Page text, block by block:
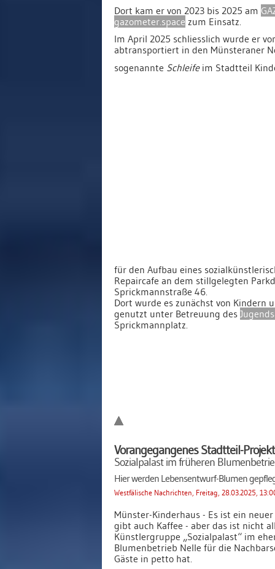
Dort kam er von 2023 bis 2025 am
gazometer.space zum Einsatz.
Im April 2025 schliesslich wurde er
abtransportiert in den Münsteraner
sogenannte Schleifeim Stadtteil
für den Aufbau eines
Repaircafe an dem stillgelegten
Sprickmannstraße 46.
Dort wurde es zunächst von Kindern
genutzt unter Betreuung des
Sprickmannplatz.
Vorangegangenes Stadtteil-
Sozialpalast im früheren
Hier werden Lebensentwurf-Blumen
Westfälische Nachrichten, Freitag, 28.03.2025,
Münster-Kinderhaus - Es ist ein
gibt auch Kaffee - aber das ist nicht
Künstlergruppe „Sozialpalast“ im
Blumenbetrieb Nelle für die
Gäste in petto hat.